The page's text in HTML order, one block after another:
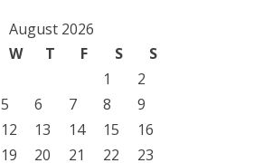
August 2026
W T F S
S
1
2
5 6 7 8
9
12 13 14 15
16
19 20 21 22
23